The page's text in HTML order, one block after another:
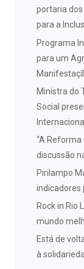
portaria
para a
Programa
para um
Ministra do
Social
“A Reforma
discussão
Pirilampo
indicadores
Rock in Rio
mundo
Está de
à